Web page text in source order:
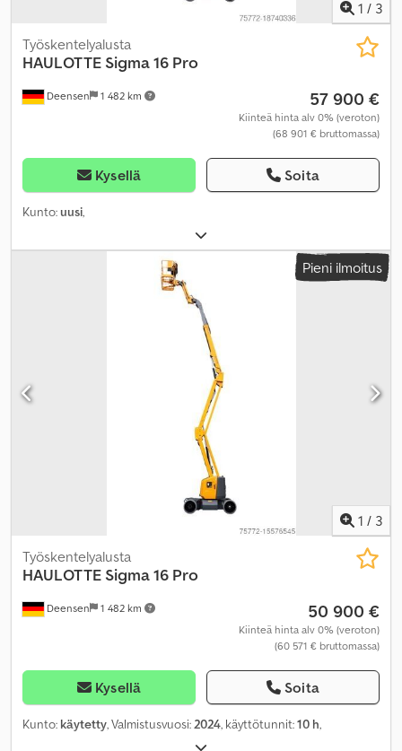
1 / 3
Deensen 1 482 km
Työskentelyalusta
HAULOTTE Sigma 16 Pro
57 900 €
Kiinteä hinta alv 0% (veroton)
(68 901 € bruttomassa)
Kysellä Soita
Kunto:uusi,
Pieni ilmoitus
1 / 3
Deensen 1 482 km
Työskentelyalusta
HAULOTTE Sigma 16 Pro
50 900 €
Kiinteä hinta alv 0% (veroton)
(60 571 € bruttomassa)
Kysellä Soita
Kunto: käytetty, Valmistusvuosi: 2024, käyttötunnit:10 h,